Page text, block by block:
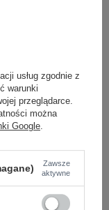
-
usług zgodnie z
warunki
przeglądarce.
można
Google
Zawsze
aktywne